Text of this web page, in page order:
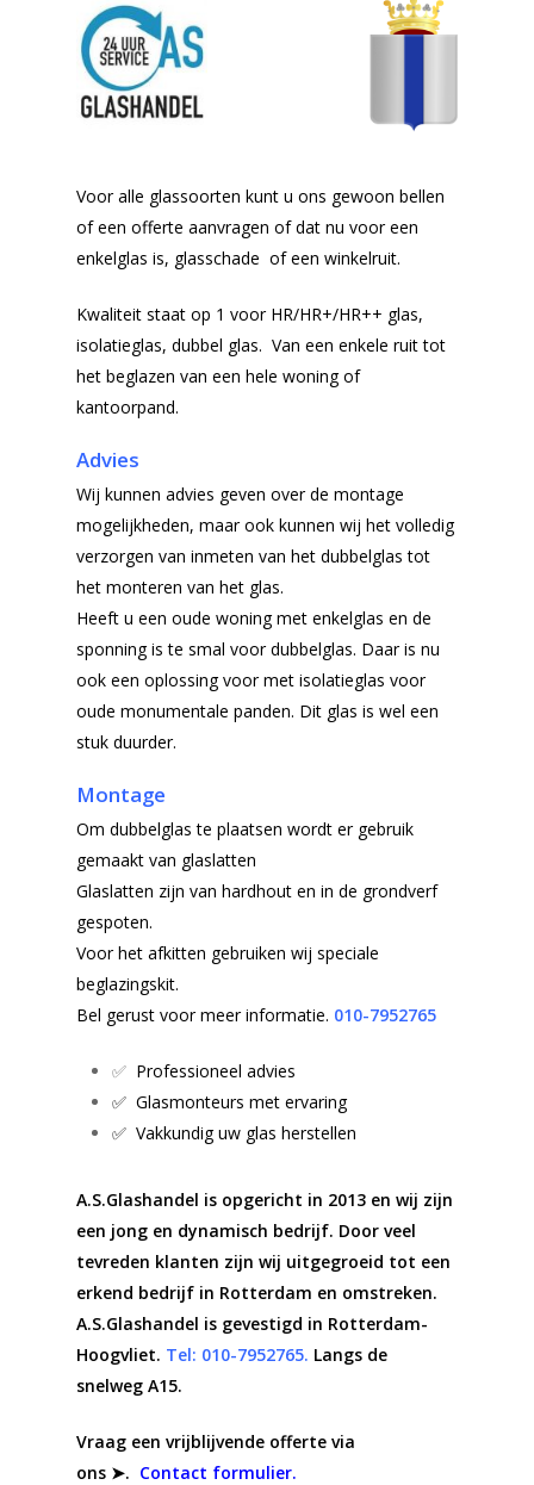
Voor alle glassoorten kunt u ons gewoon bellen
of een offerte aanvragen of dat nu voor een
enkelglas is, glasschade of een winkelruit.
Kwaliteit staat op 1 voor HR/HR+/HR++ glas,
isolatieglas, dubbel glas. Van een enkele ruit tot
het beglazen van een hele woning of
kantoorpand.
Advies
Wij kunnen advies geven over de montage
mogelijkheden, maar ook kunnen wij het volledig
verzorgen van inmeten van het dubbelglas tot
het monteren van het glas.
Heeft u een oude woning met enkelglas en de
sponning is te smal voor dubbelglas. Daar is nu
ook een oplossing voor met isolatieglas voor
oude monumentale panden. Dit glas is wel een
stuk duurder.
Montage
Om dubbelglas te plaatsen wordt er gebruik
gemaakt van glaslatten
Glaslatten zijn van hardhout en in de grondverf
gespoten.
Voor het afkitten gebruiken wij speciale
beglazingskit.
Bel gerust voor meer informatie. 010-7952765
✅ Professioneel advies
✅ Glasmonteurs met ervaring
✅ Vakkundig uw glas herstellen
A.S.Glashandel is opgericht in 2013 en wij zijn
een jong en dynamisch bedrijf. Door veel
tevreden klanten zijn wij uitgegroeid tot een
erkend bedrijf in Rotterdam en omstreken.
A.S.Glashandel is gevestigd in Rotterdam-
Hoogvliet. Tel: 010-7952765. Langs de
snelweg A15.
Vraag een vrijblijvende offerte via
ons ➤. Contact formulier.